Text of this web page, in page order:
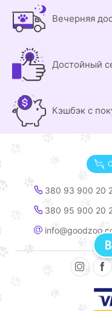
Вечерняя
Достойный
Кэшбэк с
380 93 900 20
380 95 900 20